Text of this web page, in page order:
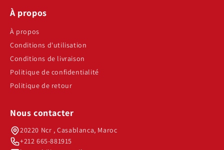
À propos
À propos
Conditions d'utilisation
Conditions de livraison
Politique de confidentialité
Politique de retour
Nous contacter
20220 Ncr , Casablanca, Maroc
+212 665-881915